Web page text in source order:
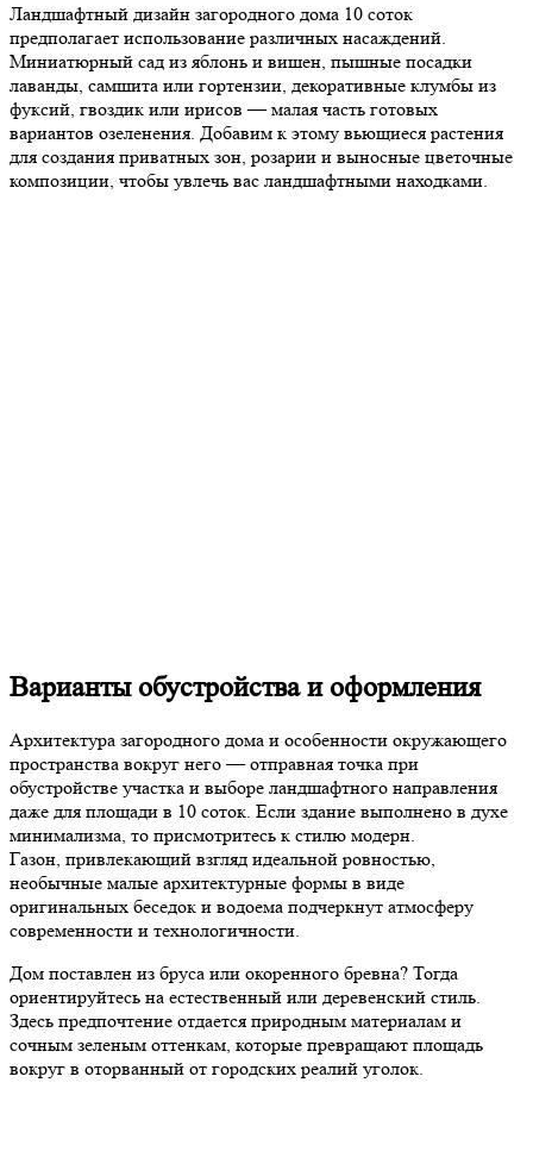
Ландшафтный дизайн загородного дома 10 соток
предполагает использование различных насаждений.
Миниатюрный сад из яблонь и вишен, пышные посадки
лаванды, самшита или гортензии, декоративные клумбы из
фуксий, гвоздик или ирисов — малая часть готовых
вариантов озеленения. Добавим к этому вьющиеся растения
для создания приватных зон, розарии и выносные цветочные
композиции, чтобы увлечь вас ландшафтными находками.
Варианты обустройства и оформления
Архитектура загородного дома и особенности окружающего
пространства вокруг него — отправная точка при
обустройстве участка и выборе ландшафтного направления
даже для площади в 10 соток. Если здание выполнено в духе
минимализма, то присмотритесь к стилю модерн.
Газон, привлекающий взгляд идеальной ровностью,
необычные малые архитектурные формы в виде
оригинальных беседок и водоема подчеркнут атмосферу
современности и технологичности.
Дом поставлен из бруса или окоренного бревна? Тогда
ориентируйтесь на естественный или деревенский стиль.
Здесь предпочтение отдается природным материалам и
сочным зеленым оттенкам, которые превращают площадь
вокруг в оторванный от городских реалий уголок.